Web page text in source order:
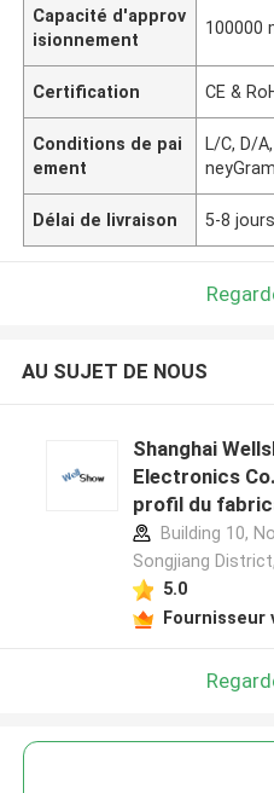
Capacité d'approv
isionnement
100000
Certification CE &
Conditions de pai
ement
L/C, D/
neyGram
Délai de livraison 5-8
AU SUJET DE NOUS
Shanghai
Electronics
profil du
Building 10,
Songjiang
5.0
Fournisseur